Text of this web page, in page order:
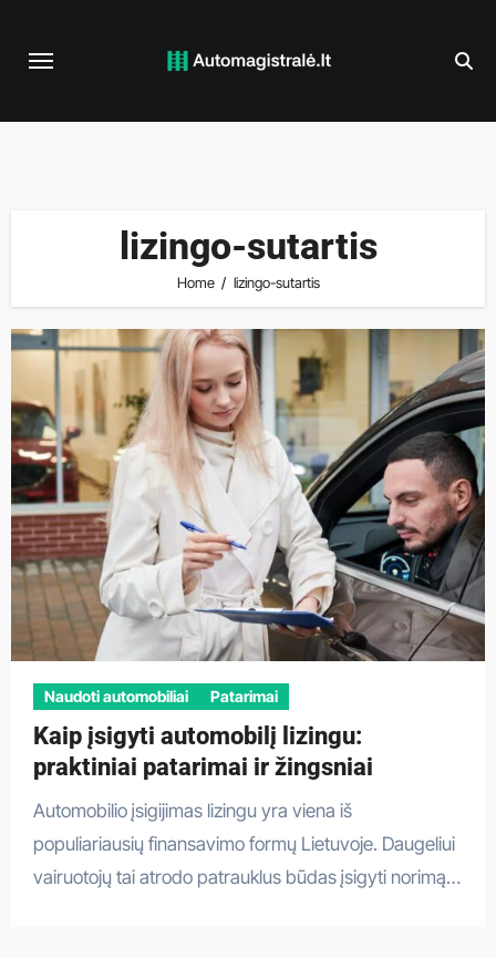
lizingo-sutartis
Home lizingo-sutartis
Naudoti automobiliai Patarimai
Kaip įsigyti automobilį lizingu:
praktiniai patarimai ir žingsniai
Automobilio įsigijimas lizingu yra viena iš
populiariausių finansavimo formų Lietuvoje. Daugeliui
vairuotojų tai atrodo patrauklus būdas įsigyti norimą…